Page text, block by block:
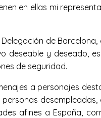
en ellas mi
de
deseable y deseado,
de seguridad.
a personajes
desempleadas,
afines a España,